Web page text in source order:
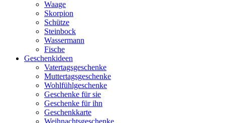
Waage
Skorpion
Schütze
Steinbock
Wassermann
Fische
Geschenkideen
Vatertagsgeschenke
Muttertagsgeschenke
Wohlfühlgeschenke
Geschenke für sie
Geschenke für ihn
Geschenkkarte
Weihnachtsgeschenke